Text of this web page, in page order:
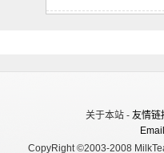
关于本站 - 友情链
CopyRight ©2003-2008